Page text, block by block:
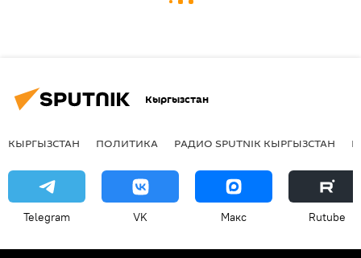
Кыргызстан
КЫРГЫЗСТАН ПОЛИТИКА РАДИО SPUTNIK КЫРГЫЗСТАН
Telegram VK Макс Rutube